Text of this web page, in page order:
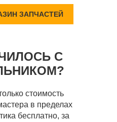
ЗАПЧАСТЕЙ
С
стоимость
в пределах
бесплатно, за